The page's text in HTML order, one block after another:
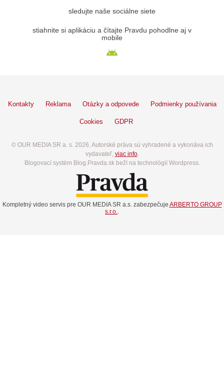
sledujte naše sociálne siete
stiahnite si aplikáciu a čítajte Pravdu pohodlne aj v
mobile
Kontakty Reklama Otázky a odpovede Podmienky používania
Cookies GDPR
© OUR MEDIA SR a. s. 2026. Autorské práva sú vyhradené a vykonáva ich
vydavateľ, viac info.
Blogovací systém Blog.Pravda.sk beží na technológií Wordpress.
Kompletný video servis pre OUR MEDIA SR a.s. zabezpečuje ARBERTO GROUP
s.r.o..